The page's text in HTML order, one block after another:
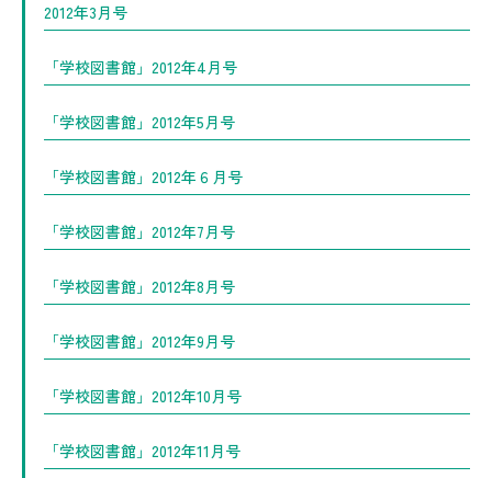
2012年3月号
「学校図書館」2012年4月号
「学校図書館」2012年5月号
「学校図書館」2012年６月号
「学校図書館」2012年7月号
「学校図書館」2012年8月号
「学校図書館」2012年9月号
「学校図書館」2012年10月号
「学校図書館」2012年11月号